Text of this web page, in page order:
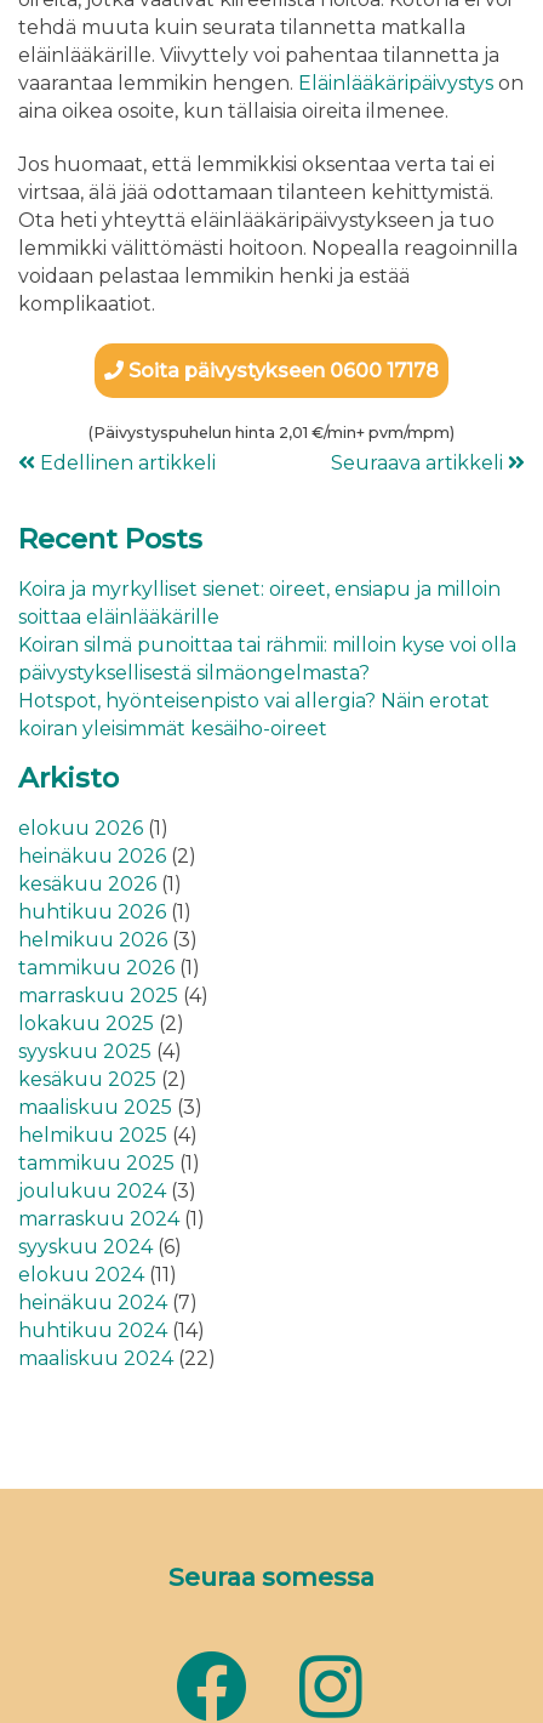
tehdä muuta kuin seurata tilannetta matkalla
eläinlääkärille. Viivyttely voi pahentaa tilannetta ja
vaarantaa lemmikin hengen. Eläinlääkäripäivystys on
aina oikea osoite, kun tällaisia oireita ilmenee.
Jos huomaat, että lemmikkisi oksentaa verta tai ei
virtsaa, älä jää odottamaan tilanteen kehittymistä.
Ota heti yhteyttä eläinlääkäripäivystykseen ja tuo
lemmikki välittömästi hoitoon. Nopealla reagoinnilla
voidaan pelastaa lemmikin henki ja estää
komplikaatiot.
Soita päivystykseen 0600 17178
(Päivystyspuhelun hinta 2,01 €/min+ pvm/mpm)
Edellinen artikkeli Seuraava artikkeli
Recent Posts
Koira ja myrkylliset sienet: oireet, ensiapu ja milloin
soittaa eläinlääkärille
Koiran silmä punoittaa tai rähmii: milloin kyse voi olla
päivystyksellisestä silmäongelmasta?
Hotspot, hyönteisenpisto vai allergia? Näin erotat
koiran yleisimmät kesäiho-oireet
Arkisto
elokuu 2026 (1)
heinäkuu 2026 (2)
kesäkuu 2026 (1)
huhtikuu 2026 (1)
helmikuu 2026 (3)
tammikuu 2026 (1)
marraskuu 2025 (4)
lokakuu 2025 (2)
syyskuu 2025 (4)
kesäkuu 2025 (2)
maaliskuu 2025 (3)
helmikuu 2025 (4)
tammikuu 2025 (1)
joulukuu 2024(3)
marraskuu 2024(1)
syyskuu 2024(6)
elokuu 2024(11)
heinäkuu 2024(7)
huhtikuu 2024(14)
maaliskuu 2024(22)
Seuraa somessa